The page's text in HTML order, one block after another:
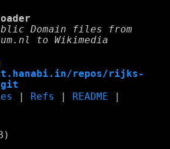
Domain files from
to Wikimedia
repos/rijks-
Refs README